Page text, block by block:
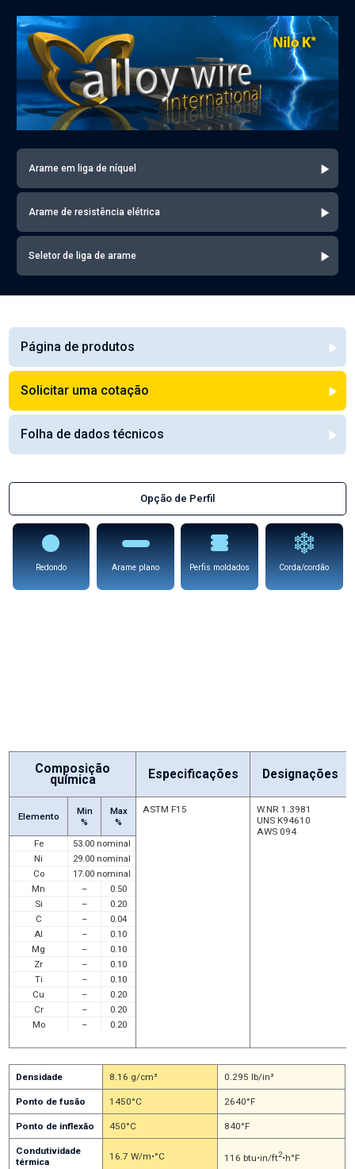
Arame em liga de níquel
Arame de resistência elétrica
Seletor de liga de arame
Página de produtos
Solicitar uma cotação
Folha de dados técnicos
Opção de Perfil
Redondo Arame plano Perfis moldados Corda/cordão
Composição
química Especificações Designações
Elemento
Min
%
Max
%
Fe
53.00 nominal
Ni
29.00 nominal
Co
17.00 nominal
Mn
–
0.50
Si
–
0.20
C
–
0.04
Al
–
0.10
Mg
–
0.10
Zr
–
0.10
Ti
–
0.10
Cu
–
0.20
Cr
–
0.20
Mo
– 0.20
ASTM F15
W.NR 1.3981
UNS K94610
AWS 094
Densidade 8.16 g/cm³ 0.295 lb/in³
Ponto de fusão 1450°C 2640°F
Ponto de inflexão 450°C 840°F
Condutividade
térmica
16.7 W/m•°C 116 btu•in/ft2•h°F